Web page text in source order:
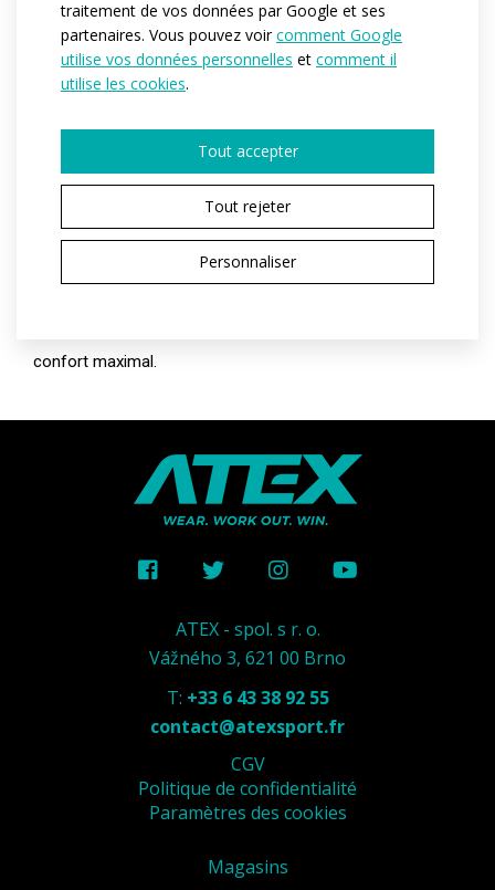
traitement de vos données par Google et ses
partenaires. Vous pouvez voircomment Google
utilise vos données personnelles et comment il
utilise les cookies.
Tout accepter
Tout rejeter
Personnaliser
PROFI
sportifs qui considèrent le sport comme plus qu'un simple
passe-temps occasionnel. La gamme PROFI convient à
tous ceux qui pratiquent un sport quotidiennement. Les
confort maximal.
ATEX - spol. s r. o.
Vážného 3, 621 00 Brno
T: +33 6 43 38 92 55
contact@atexsport.fr
CGV
Politique de confidentialité
Paramètres des cookies
Magasins